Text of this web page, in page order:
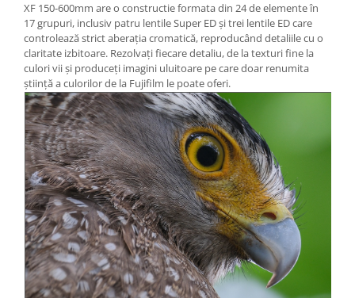
XF 150-600mm are o constructie formata din 24 de elemente în
17 grupuri, inclusiv patru lentile Super ED și trei lentile ED care
controlează strict aberația cromatică, reproducând detaliile cu o
claritate izbitoare. Rezolvați fiecare detaliu, de la texturi fine la
culori vii și produceți imagini uluitoare pe care doar renumita
știință a culorilor de la Fujifilm le poate oferi.